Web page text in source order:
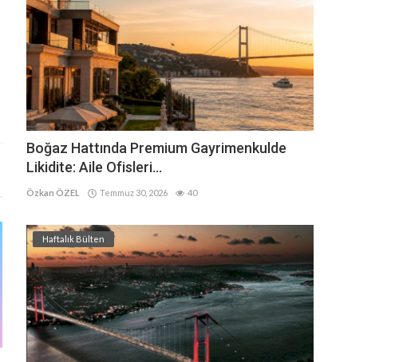
Boğaz Hattında Premium Gayrimenkulde
Likidite: Aile Ofisleri...
Özkan ÖZEL Temmuz 30, 2026 40
Haftalık Bülten